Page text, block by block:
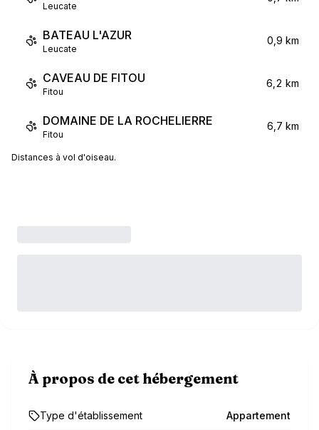
Leucate
BATEAU L'AZUR
Leucate
0,9 km
CAVEAU DE FITOU
Fitou
6,2 km
DOMAINE DE LA ROCHELIERRE
Fitou
6,7 km
Distances à vol d'oiseau.
À propos de cet hébergement
Type d'établissement Appartement